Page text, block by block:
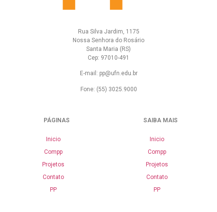
Rua Silva Jardim, 1175
Nossa Senhora do Rosário
Santa Maria (RS)
Cep: 97010-491
E-mail: pp@ufn.edu.br
Fone: (55) 3025.9000
PÁGINAS
Inicio
Compp
Projetos
Contato
PP
SAIBA MAIS
Inicio
Compp
Projetos
Contato
PP